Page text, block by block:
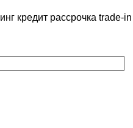
кредит рассрочка trade-in